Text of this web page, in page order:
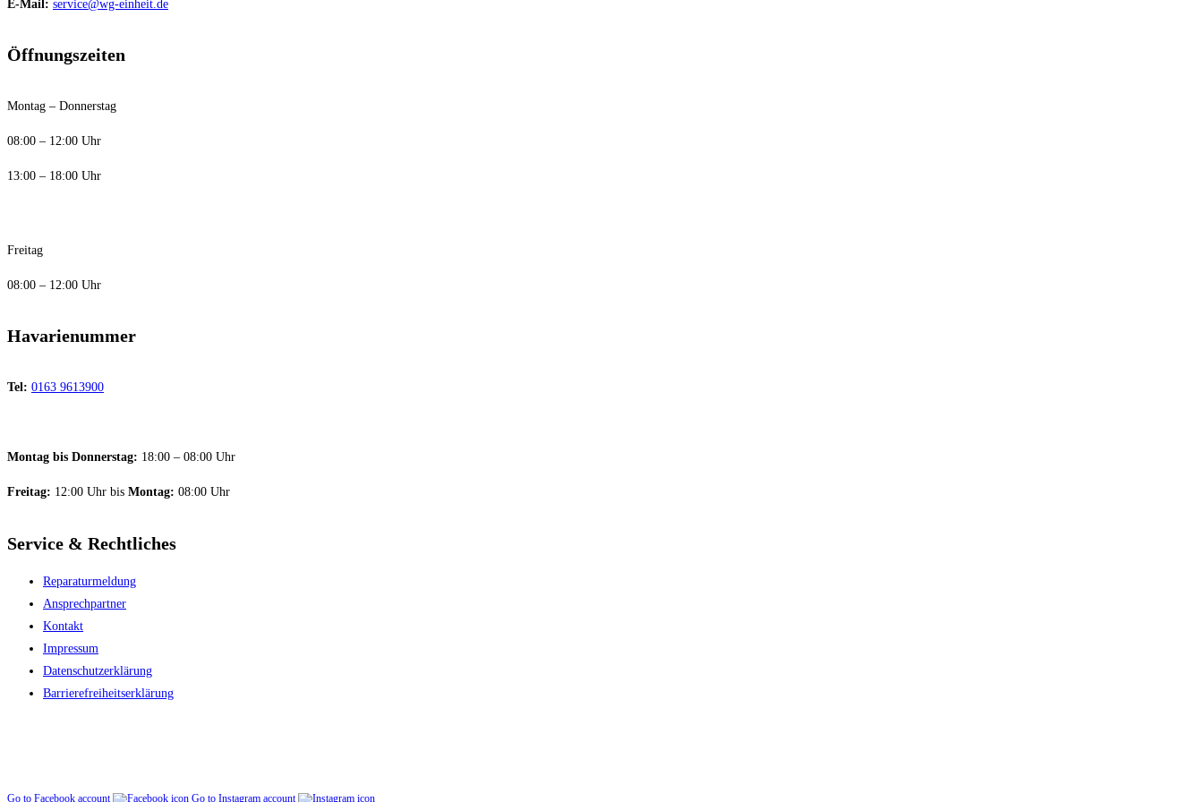
E-Mail: service@wg-einheit.de
Öffnungszeiten
Montag – Donnerstag
08:00 – 12:00 Uhr
13:00 – 18:00 Uhr
Freitag
08:00 – 12:00 Uhr
Havarienummer
Tel: 0163 9613900
Montag bis Donnerstag: 18:00 – 08:00 Uhr
Freitag: 12:00 Uhr bis Montag: 08:00 Uhr
Service & Rechtliches
Reparaturmeldung
Ansprechpartner
Kontakt
Impressum
Datenschutzerklärung
Barriere­freiheitserklärung
Go to Facebook account Go to Instagram account